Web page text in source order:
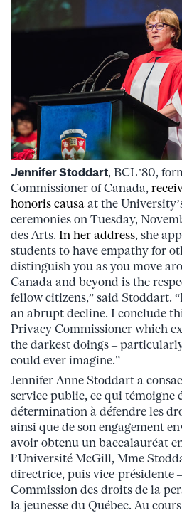
Jennifer Stoddart, BCL’80,
Commissioner of Canada,
honoris causa at the
ceremonies on Tuesday,
des Arts. In her address, she
students to have empathy for
distinguish you as you move
Canada and beyond is the
fellow citizens,” said Stoddart.
an abrupt decline. I conclude
Privacy Commissioner which
the darkest doings –
could ever imagine.”
Jennifer Anne Stoddart a
service public, ce qui témoigne
détermination à défendre les
ainsi que de son engagement
avoir obtenu un baccalauréat
l’Université McGill, Mme
directrice, puis vice-présidente
Commission des droits de la
la jeunesse du Québec. Au